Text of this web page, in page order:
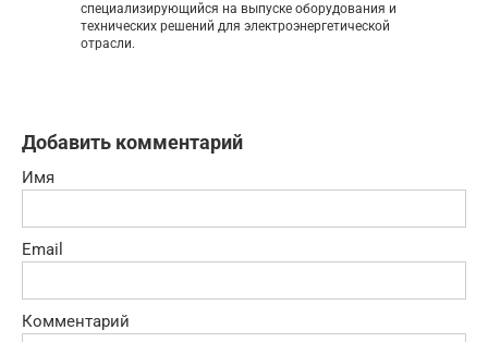
специализирующийся на выпуске оборудования и
технических решений для электроэнергетической
отрасли.
Добавить комментарий
Имя
Email
Комментарий